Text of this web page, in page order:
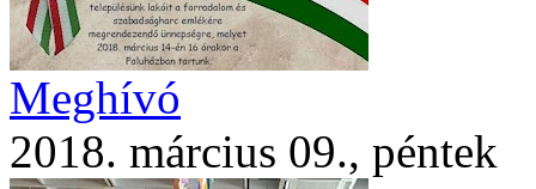
Meghívó
2018. március 09., péntek